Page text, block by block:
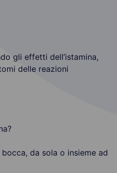
gli effetti dell’istamina,
delle reazioni
da sola o insieme ad